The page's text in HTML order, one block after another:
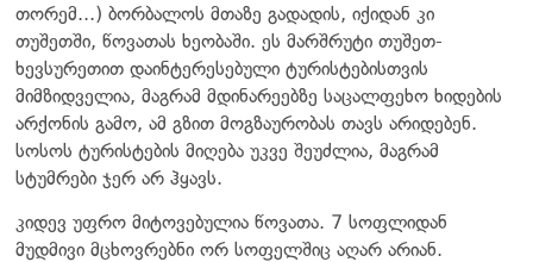
თორემ...) ბორბალოს მთაზე გადადის, იქიდან კი
თუშეთში, წოვათას ხეობაში. ეს მარშრუტი თუშეთ-
ხევსურეთით დაინტერესებული ტურისტებისთვის
მიმზიდველია, მაგრამ მდინარეებზე საცალფეხო ხიდების
არქონის გამო, ამ გზით მოგზაურობას თავს არიდებენ.
სოსოს ტურისტების მიღება უკვე შეუძლია, მაგრამ
სტუმრები ჯერ არ ჰყავს.
კიდევ უფრო მიტოვებულია წოვათა. 7 სოფლიდან
მუდმივი მცხოვრებნი ორ სოფელშიც აღარ არიან.